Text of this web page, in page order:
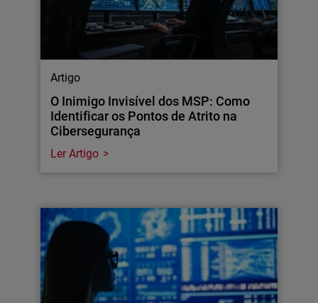
Artigo
O Inimigo Invisível dos MSP: Como
Identificar os Pontos de Atrito na
Cibersegurança
Ler Artigo